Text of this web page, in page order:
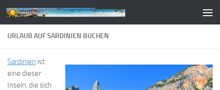
Zum Inhalt springen
URLAUB AUF SARDINIEN BUCHEN
Sardinien ist
eine dieser
Inseln, die sich